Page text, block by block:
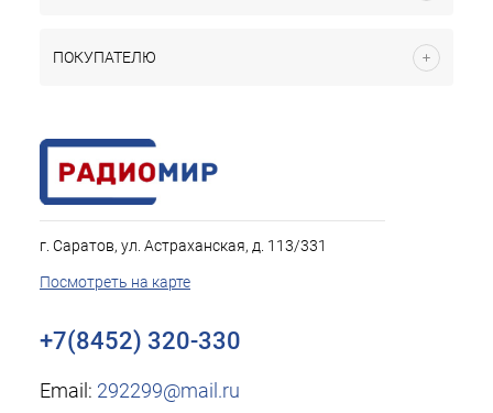
ПОКУПАТЕЛЮ
г. Саратов, ул. Астраханская, д. 113/331
Посмотреть на карте
+7(8452) 320-330
Email: 292299@mail.ru